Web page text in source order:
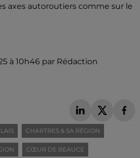
axes autoroutiers comme sur le
à 10h46 par Rédaction
CHARTRES & SA RÉGION
CŒUR DE BEAUCE